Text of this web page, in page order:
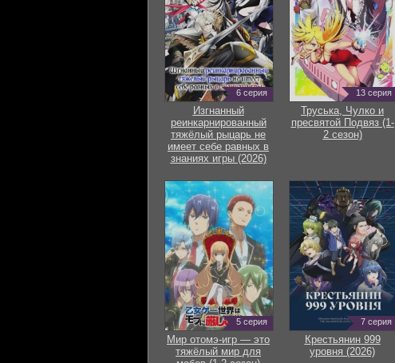
6 серия
Изгнанный
реинкарнированный
тяжёлый рыцарь не
имеет себе равных в
знаниях игры (2026)
13 серия
Труська, Чулко и
пресвятой Подвяз (1-
2 сезон)
5 серия
Мир отомэ-игр — это
тяжёлый мир для
7 серия
Крестьянин 999
уровня (2026)